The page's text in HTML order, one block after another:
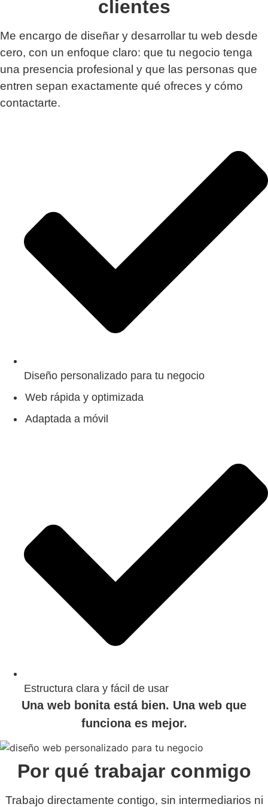
clientes
Me encargo de diseñar y desarrollar tu web desde
cero, con un enfoque claro: que tu negocio tenga
una presencia profesional y que las personas que
entren sepan exactamente qué ofreces y cómo
contactarte.
Diseño personalizado para tu negocio
Web rápida y optimizada
Adaptada a móvil
Estructura clara y fácil de usar
Una web bonita está bien. Una web que
funciona es mejor.
Por qué trabajar conmigo
Trabajo directamente contigo, sin intermediarios ni